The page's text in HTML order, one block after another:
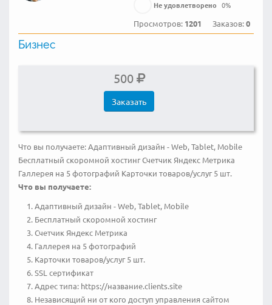
Не удовлетворено 0%
Просмотров: 1201 Заказов:0
Бизнес
500
Заказать
Что вы получаете: Адаптивный дизайн - Web, Tablet, Mobile
Бесплатный скоромной хостинг Счетчик Яндекс Метрика
Галлерея на 5 фотографий Карточки товаров/услуг 5 шт.
Что вы получаете:
Адаптивный дизайн - Web, Tablet, Mobile
Бесплатный скоромной хостинг
Счетчик Яндекс Метрика
Галлерея на 5 фотографий
Карточки товаров/услуг 5 шт.
SSL сертификат
Адрес типа: https://название.clients.site
Независящий ни от кого доступ управления сайтом